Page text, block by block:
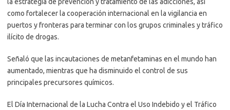
como fortalecer la cooperación internacional en la vigilancia en
puertos y fronteras para terminar con los grupos criminales y tráfico
ilícito de drogas.
Señaló que las incautaciones de metanfetaminas en el mundo han
aumentado, mientras que ha disminuido el control de sus
principales precursores químicos.
El Día Internacional de la Lucha Contra el Uso Indebido y el Tráfico